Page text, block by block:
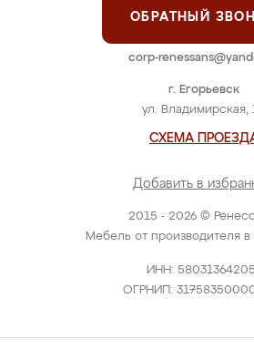
2015 - 2026 ©
Мебель от производителя в
ИНН:
ОГРНИП:
г. Егорьевск
ул. Владимирская,
СХЕМА
Добавить в
ОБРАТНЫЙ
corp-